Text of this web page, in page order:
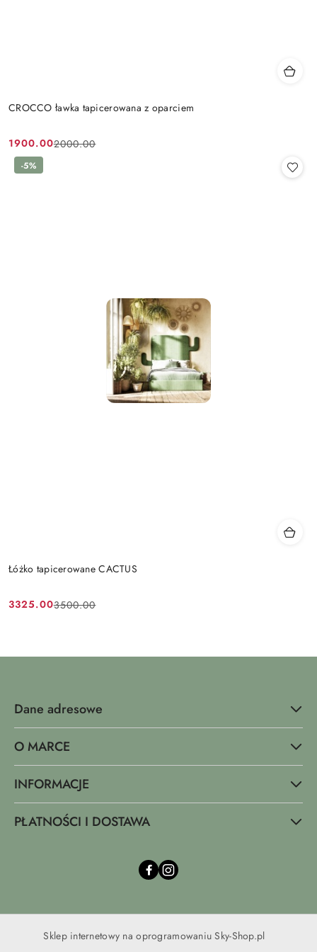
CROCCO ławka tapicerowana z oparciem
Cena
promocyjna:
1900.00
Cena
przed
2000.00
Łóżko tapicerowane CACTUS
Cena
3325.00
Cena
3500.00
-5%
Dane adresowe
O MARCE
INFORMACJE
PŁATNOŚCI I DOSTAWA
Sklep internetowy na oprogramowaniu Sky-Shop.pl